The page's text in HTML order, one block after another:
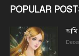
POPULAR
আমি